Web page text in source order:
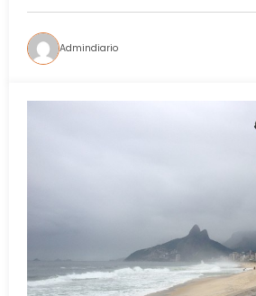
Admindiario